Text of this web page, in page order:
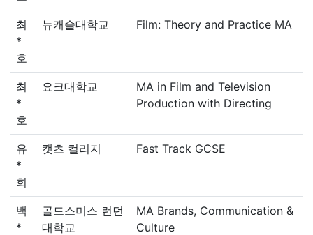
최
*
호
뉴캐슬대학교 Film: Theory and Practice MA
최
*
호
요크대학교
MA in Film and Television
Production with Directing
유
*
희
캣츠 컬리지 Fast Track GCSE
백
*
골드스미스 런던
대학교
MA Brands, Communication &
Culture